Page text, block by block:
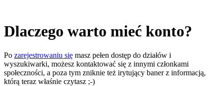
Dlaczego warto mieć konto?
Po zarejestrowaniu się masz pełen dostęp do działów i
wyszukiwarki, możesz kontaktować się z innymi członkami
społeczności, a poza tym zniknie też irytujący baner z informacją,
którą teraz właśnie czytasz ;-)